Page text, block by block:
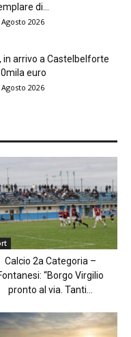
di...
Agosto 2026
in arrivo a Castelbelforte
euro
Agosto 2026
Calcio 2a Categoria –
“Borgo Virgilio
pronto al via. Tanti...